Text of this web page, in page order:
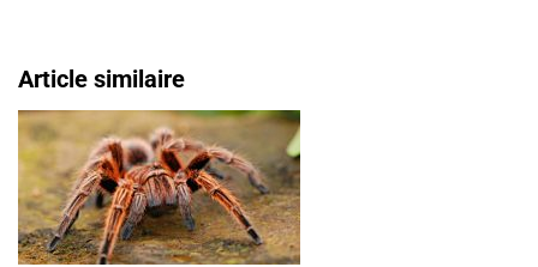
Article similaire